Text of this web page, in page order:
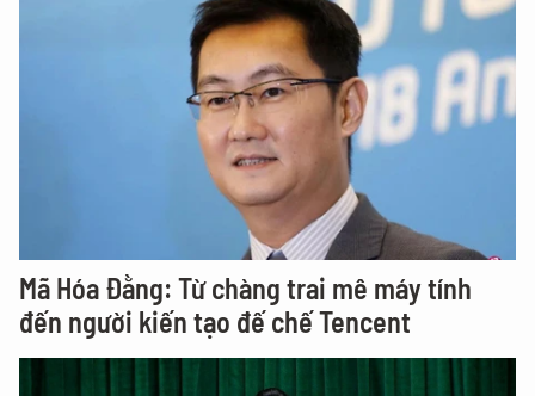
Mã Hóa Đằng: Từ chàng trai mê máy tính
đến người kiến tạo đế chế Tencent